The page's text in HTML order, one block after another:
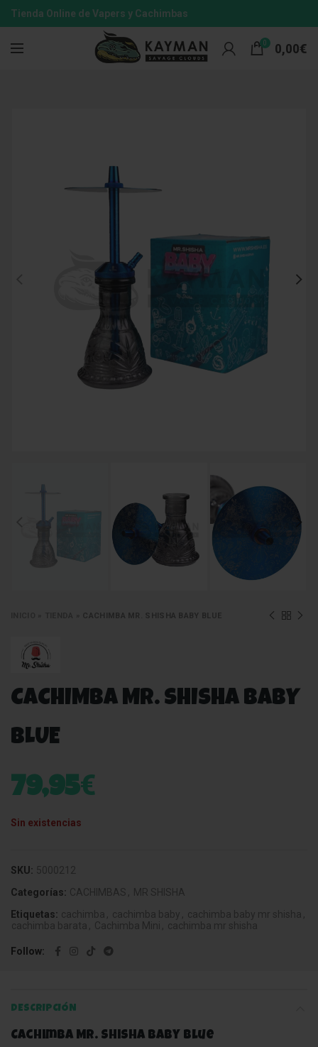
Tienda Online de Vapers y Cachimbas
0 0,00€
CACHIMBA MR. SHISHA BABY BLUE
CACHIMBA MR. SHISHA BABY
BLUE
79,95€
Sin existencias
SKU: 5000212
Categorías: CACHIMBAS , MR SHISHA
Etiquetas: cachimba , cachimba baby , cachimba baby mr shisha ,
cachimba barata , Cachimba Mini , cachimba mr shisha
Follow
DESCRIPCIÓN
Cachimba Mr. Shisha Baby Blue